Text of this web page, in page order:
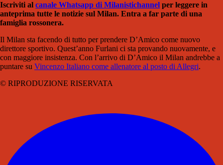
Iscriviti al canale Whatsapp di Milanistichannel per leggere in
anteprima tutte le notizie sul Milan. Entra a far parte di una
famiglia rossonera.
Il Milan sta facendo di tutto per prendere D’Amico come nuovo
direttore sportivo. Quest’anno Furlani ci sta provando nuovamente, e
con maggiore insistenza. Con l’arrivo di D’Amico il Milan andrebbe a
puntare su Vincenzo Italiano come allenatore al posto di Allegri.
© RIPRODUZIONE RISERVATA